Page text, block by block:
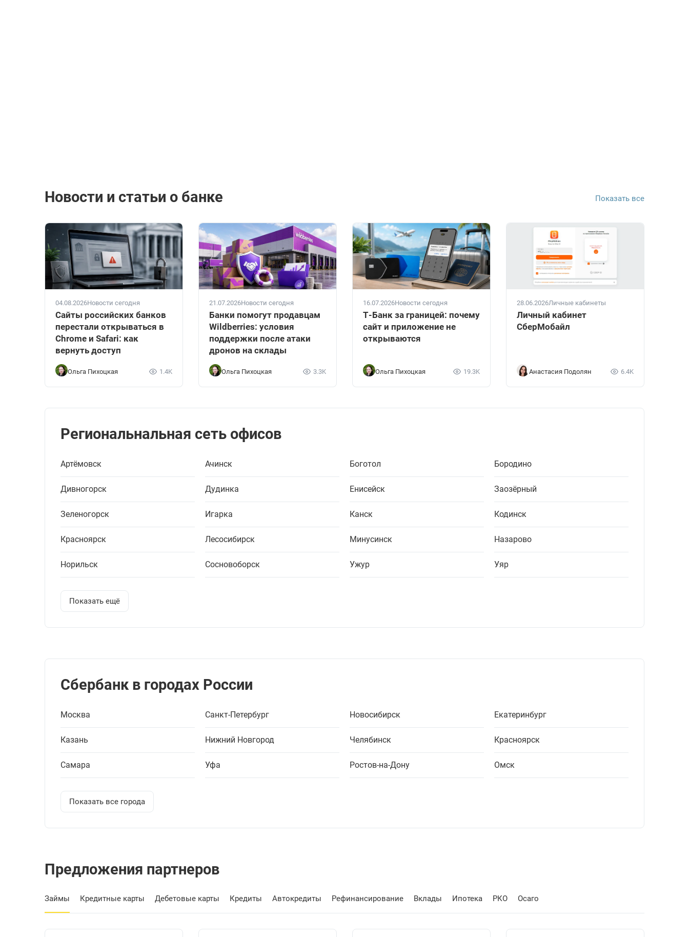
Новости и статьи о банке Показать все
04.08.2026Новости сегодня
Сайты российских банков
перестали открываться в
Chrome и Safari: как
вернуть доступ
Ольга Пихоцкая 1.4K
21.07.2026Новости сегодня
Банки помогут продавцам
Wildberries: условия
поддержки после атаки
дронов на склады
Ольга Пихоцкая 3.3K
16.07.2026Новости сегодня
Т-Банк за границей: почему
сайт и приложение не
открываются
Ольга Пихоцкая 19.3K
28.06.2026Личные кабинеты
Личный кабинет
СберМобайл
Анастасия Подолян 6.4K
Региональнальная сеть офисов
Артёмовск Ачинск Боготол Бородино
Дивногорск Дудинка Енисейск Заозёрный
Зеленогорск Игарка Канск Кодинск
Красноярск Лесосибирск Минусинск Назарово
Норильск Сосновоборск Ужур Уяр
Показать ещё
Сбербанк в городах России
Москва Санкт-Петербург Новосибирск Екатеринбург
Казань Нижний Новгород Челябинск Красноярск
Самара Уфа Ростов-на-Дону Омск
Показать все города
Предложения партнеров
Займы Кредитные карты Дебетовые карты Кредиты Автокредиты Рефинансирование Вклады Ипотека РКО Осаго